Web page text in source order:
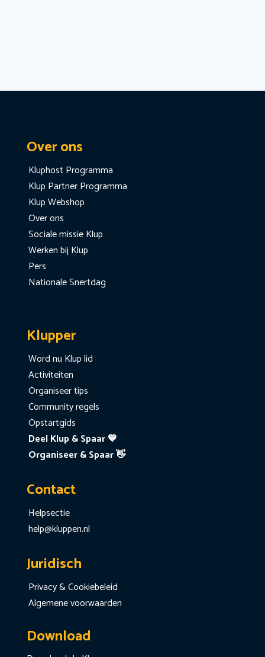
Over ons
Kluphost Programma
Klup Partner Programma
Klup Webshop
Over ons
Sociale missie Klup
Werken bij Klup
Pers
Nationale Snertdag
Klupper
Word nu Klup lid
Activiteiten
Organiseer tips
Community regels
Opstartgids
Deel Klup & Spaar 💙
Organiseer & Spaar 👋
Contact
Helpsectie
help@kluppen.nl
Juridisch
Privacy & Cookiebeleid
Algemene voorwaarden
Download